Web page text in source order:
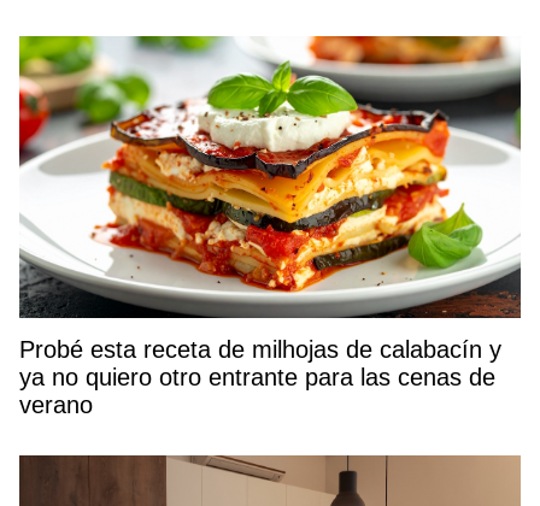
Probé esta receta de milhojas de calabacín y
ya no quiero otro entrante para las cenas de
verano